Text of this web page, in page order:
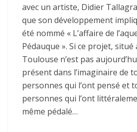
avec un artiste, Didier
que son développement
été nommé « L’affaire de
Pédauque ». Si ce projet,
Toulouse n’est pas
présent dans l’imaginaire de
personnes qui l’ont pensé et
personnes qui l’ont
même pédalé…